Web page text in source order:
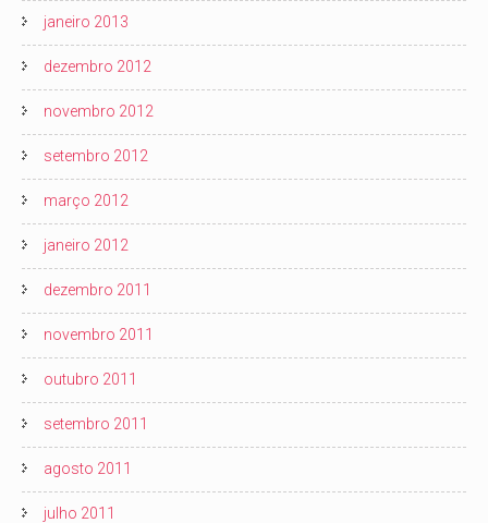
janeiro 2013
dezembro 2012
novembro 2012
setembro 2012
março 2012
janeiro 2012
dezembro 2011
novembro 2011
outubro 2011
setembro 2011
agosto 2011
julho 2011